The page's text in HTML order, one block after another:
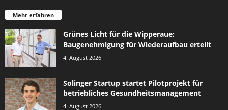
Mehr erfahren
Grünes Licht für die Wipperaue:
Baugenehmigung für Wiederaufbau erteilt
4. August 2026
Solinger Startup startet Pilotprojekt für
betriebliches Gesundheitsmanagement
4. August 2026